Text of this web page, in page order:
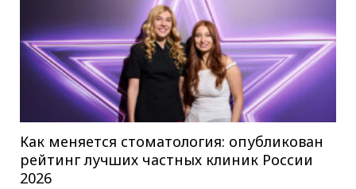
Как меняется стоматология: опубликован
рейтинг лучших частных клиник России
2026